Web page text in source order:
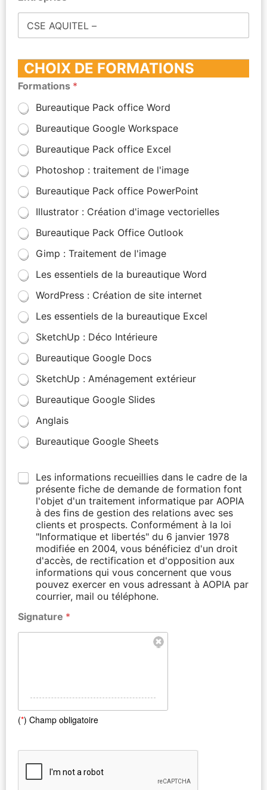
CHOIX DE FORMATIONS
Formations *
Bureautique Pack office Word
Bureautique Google Workspace
Bureautique Pack office Excel
Photoshop : traitement de l'image
Bureautique Pack office PowerPoint
Illustrator : Création d'image vectorielles
Bureautique Pack Office Outlook
Gimp : Traitement de l'image
Les essentiels de la bureautique Word
WordPress : Création de site internet
Les essentiels de la bureautique Excel
SketchUp : Déco Intérieure
Bureautique Google Docs
SketchUp : Aménagement extérieur
Bureautique Google Slides
Anglais
Bureautique Google Sheets
Les informations recueillies dans le cadre de la
présente fiche de demande de formation font
l'objet d'un traitement informatique par AOPIA
à des fins de gestion des relations avec ses
clients et prospects. Conformément à la loi
"Informatique et libertés" du 6 janvier 1978
modifiée en 2004, vous bénéficiez d'un droit
d'accès, de rectification et d'opposition aux
informations qui vous concernent que vous
pouvez exercer en vous adressant à AOPIA par
courrier, mail ou téléphone.
Signature *
(*) Champ obligatoire